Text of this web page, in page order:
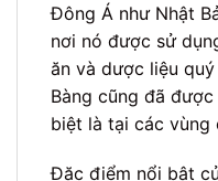
Đông Á như Nhật
nơi nó được sử
ăn và dược liệu
Bàng cũng đã
biệt là tại các vùng
Đặc điểm nổi bật